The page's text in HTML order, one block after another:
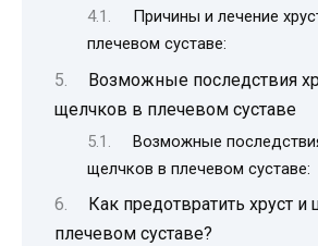
Причины и лечение
плечевом суставе:
Возможные последствия
щелчков в плечевом суставе
Возможные
щелчков в плечевом суставе:
Как предотвратить хруст и
плечевом суставе?